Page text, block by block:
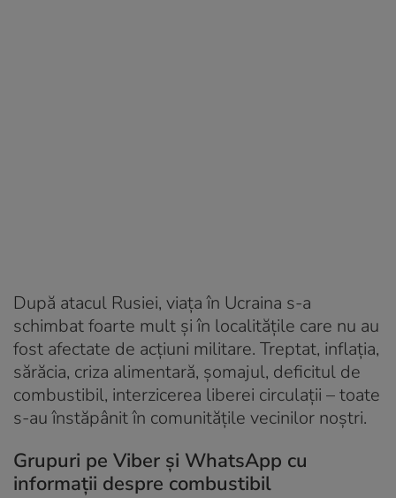
După atacul Rusiei, viața în Ucraina s-a
schimbat foarte mult și în localitățile care nu au
fost afectate de acțiuni militare. Treptat, inflația,
sărăcia, criza alimentară, șomajul, deficitul de
combustibil, interzicerea liberei circulații – toate
s-au înstăpânit în comunitățile vecinilor noștri.
Grupuri pe Viber și WhatsApp cu
informații despre combustibil